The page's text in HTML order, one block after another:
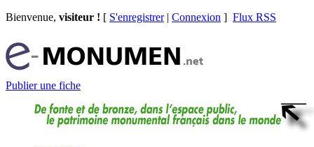
Bienvenue, visiteur ! [ S'enregistrer| Connexion ] Flux RSS
Publier une fiche